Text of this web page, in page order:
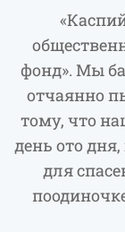
фонд». Мы
отчаянно
тому, что
день ото
для